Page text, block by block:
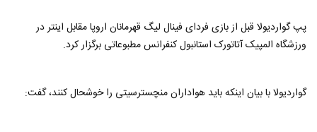
پپ گواردیولا قبل از بازی فردای فینال لیگ قهرمانان اروپا مقابل اینتر در
ورزشگاه المپیک آتاتورک استانبول کنفرانس مطبوعاتی برگزار کرد.
گواردیولا با بیان اینکه باید هواداران منچسترسیتی را خوشحال کنند، گفت: